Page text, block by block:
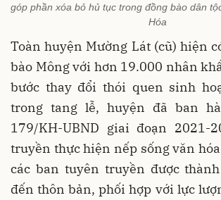
góp phần xóa bỏ hủ tục trong đồng bào dân
Hóa
Toàn huyện Mường Lát (cũ) hiện
bào Mông với hơn 19.000 nhân
bước thay đổi thói quen sinh
trong tang lễ, huyện đã ban
179/KH-UBND giai đoạn 2021-
truyền thực hiện nếp sống văn
các ban tuyên truyền được
đến thôn bản, phối hợp với lực